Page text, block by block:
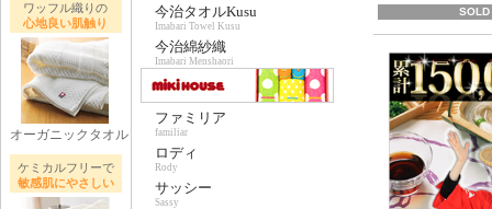
ワッフル織りの
心地良い肌触り
オーガニックタオル
ケミカルフリーで
敏感肌にやさしい
今治タオルKusu
Imabari Towel Kusu
今治綿紗織
Imabari Menshaori
ファミリア
familiar
ロディ
Rody
サッシー
Sassy
SOLD